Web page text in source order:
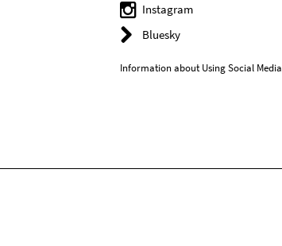
Instagram
Bluesky
Information about Using Social Media